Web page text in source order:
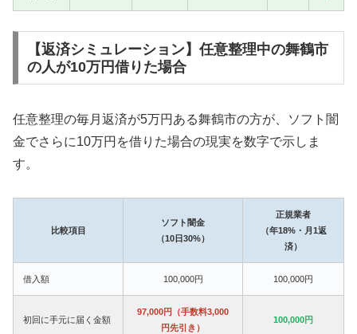
【返済シミュレーション】任意整理中の舞鶴市
の人が10万円借りた場合
任意整理の毎月返済が5万円ある舞鶴市の方が、ソフト闇
金でさらに10万円を借りた場合の現実を数字で示しま
す。
比較項目
ソフト闇金
（10日30%）
正規業者
（年18%・月1返
済）
借入額 100,000円 100,000円
初回に手元に届く金額
97,000円（手数料3,000
円先引き）
100,000円